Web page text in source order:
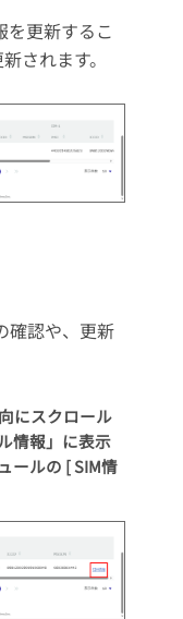
を更新するこ
されます。
確認や、更新
にスクロール
情報」に表示
ールの [ SIM情